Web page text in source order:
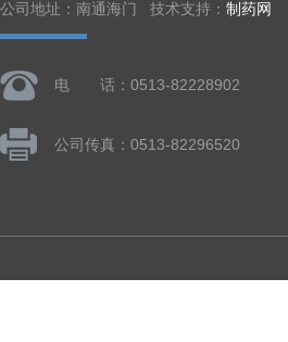
公司地址：南通海门 技术支持： 制药网
电 话：0513-82228902
公司传真：0513-82296520